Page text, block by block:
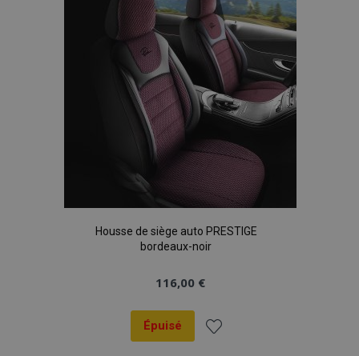
d'achats
Housse de siège auto PRESTIGE
bordeaux-noir
116,00 €
Épuisé